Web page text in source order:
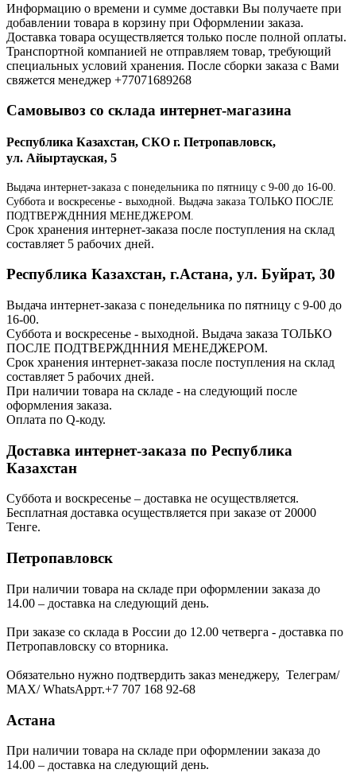
Информацию о времени и сумме доставки Вы получаете при
добавлении товара в корзину при Оформлении заказа.
Доставка товара осуществляется только после полной оплаты.
Транспортной компанией не отправляем товар, требующий
специальных условий хранения. После сборки заказа с Вами
свяжется менеджер +77071689268
Самовывоз со склада интернет-магазина
Республика Казахстан, СКО г. Петропавловск,
ул. Айыртауская, 5
Выдача интернет-заказа с понедельника по пятницу с 9-00 до 16-00.
Суббота и воскресенье - выходной. Выдача заказа ТОЛЬКО ПОСЛЕ
ПОДТВЕРЖДННИЯ МЕНЕДЖЕРОМ.
Срок хранения интернет-заказа после поступления на склад
составляет 5 рабочих дней.
Республика Казахстан, г.Астана, ул. Буйрат, 30
Выдача интернет-заказа с понедельника по пятницу с 9-00 до
16-00.
Суббота и воскресенье - выходной. Выдача заказа ТОЛЬКО
ПОСЛЕ ПОДТВЕРЖДННИЯ МЕНЕДЖЕРОМ.
Срок хранения интернет-заказа после поступления на склад
составляет 5 рабочих дней.
При наличии товара на складе - на следующий после
оформления заказа.
Оплата по Q-коду.
Доставка интернет-заказа по Республика
Казахстан
Суббота и воскресенье – доставка не осуществляется.
Бесплатная доставка осуществляется при заказе от 20000
Тенге.
Петропавловск
При наличии товара на складе при оформлении заказа до
14.00 – доставка на следующий день.
При заказе со склада в России до 12.00 четверга - доставка по
Петропавловску со вторника.
Обязательно нужно подтвердить заказ менеджеру, Телеграм/
МАХ/ WhatsAppт.+7 707 168 92-68
Астана
При наличии товара на складе при оформлении заказа до
14.00 – доставка на следующий день.